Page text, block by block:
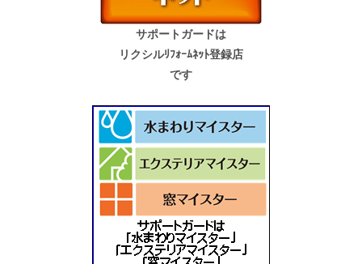
サポートガードは
リクシルﾘﾌｫｰﾑﾈｯﾄ登録店
です